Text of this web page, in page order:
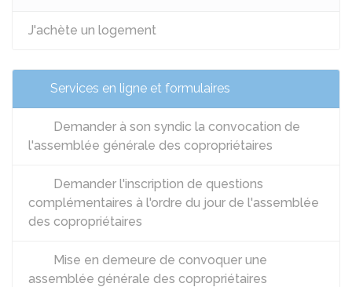
J'achète un logement
Services en ligne et formulaires
Demander à son syndic la convocation de
l'assemblée générale des copropriétaires
Demander l'inscription de questions
complémentaires à l'ordre du jour de l'assemblée
des copropriétaires
Mise en demeure de convoquer une
assemblée générale des copropriétaires